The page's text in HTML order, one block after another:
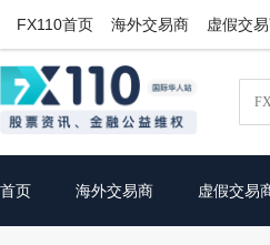
FX110首页 海外交易商 虚假交
首页 海外交易商 虚假交易